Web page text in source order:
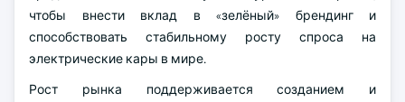
чтобы внести вклад в «зелёный» брендинг и
способствовать стабильному росту спроса на
электрические кары в мире.
Рост рынка поддерживается созданием и